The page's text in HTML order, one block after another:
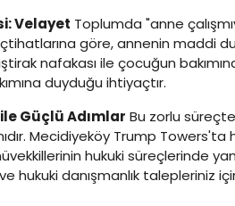
Velayet Toplumda "anne
içtihatlarına göre, annenin maddi
nafakası ile çocuğun
duyduğu ihtiyaçtır.
Güçlü Adımlar Bu zorlu
Mecidiyeköy Trump
hukuki süreçlerinde
ve hukuki danışmanlık